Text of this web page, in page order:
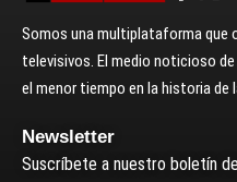
Somos una multiplataforma
televisivos. El medio noticioso
el menor tiempo en la historia de
Newsletter
Suscríbete a nuestro boletín